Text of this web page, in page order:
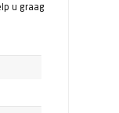
u graag